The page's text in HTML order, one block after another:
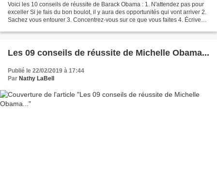
Voici les 10 conseils de réussite de Barack Obama : 1. N'attendez pas pour
exceller Si je fais du bon boulot, il y aura des opportunités qui vont arriver 2.
Sachez vous entourer 3. Concentrez-vous sur ce que vous faites 4. Écrivez
Les 09 conseils de réussite de Michelle Obama...
Publié le 22/02/2019 à 17:44
Par Nathy LaBell